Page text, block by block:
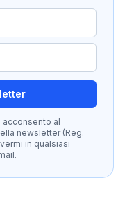
acconsento al
newsletter (Reg.
in qualsiasi